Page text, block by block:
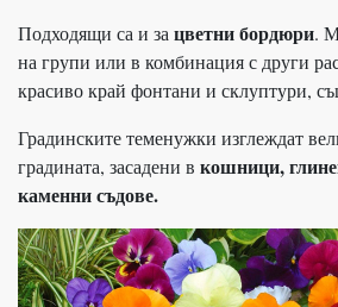
Подходящи са и зацветни бордюри.
на групи или в комбинация с други
красиво край фонтани и склуптури,
Градинските теменужки изглеждат
градината, засадени в кошници,
каменни съдове.